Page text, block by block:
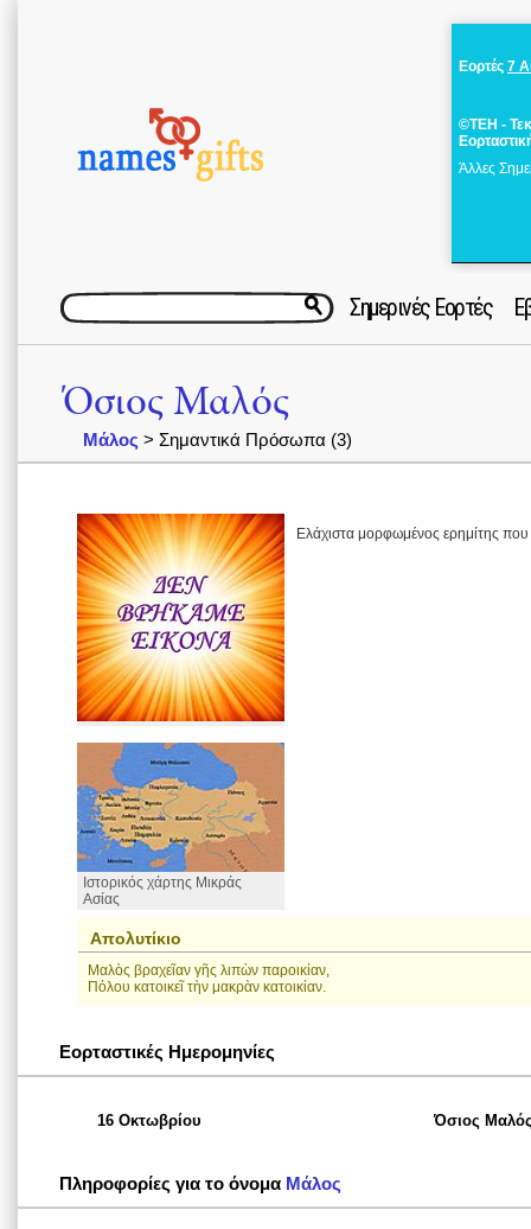
Εορτές 7
©ΤΕΗ -
Άλλες
Σημερινές Εορτές
Όσιος Μαλός
Μάλος > Σημαντικά Πρόσωπα (3)
Ελάχιστα μορφωμένος ερημίτης
Ιστορικός χάρτης Μικράς
Ασίας
Απολυτίκιο
Μαλὸς βραχεῖαν γῆς λιπὼν παροικίαν,
Πόλου κατοικεῖ τὴν μακρὰν κατοικίαν.
Εορταστικές Ημερομηνίες
16 Οκτωβρίου Όσιος
Πληροφορίες για το όνομα Μάλος